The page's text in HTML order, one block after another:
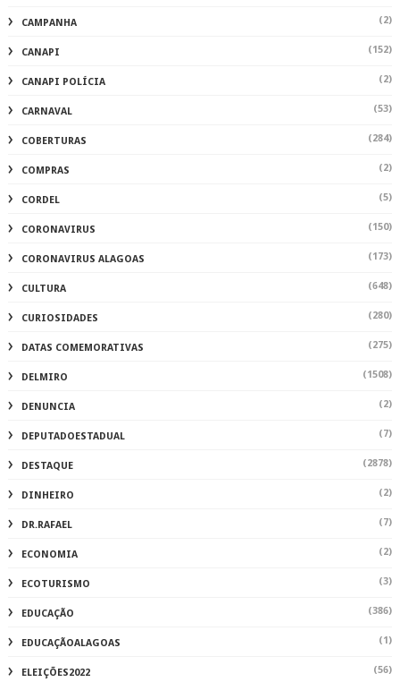
CAMPANHA (2)
CANAPI (152)
CANAPI POLÍCIA (2)
CARNAVAL (53)
COBERTURAS (284)
COMPRAS (2)
CORDEL (5)
CORONAVIRUS (150)
CORONAVIRUS ALAGOAS (173)
CULTURA (648)
CURIOSIDADES (280)
DATAS COMEMORATIVAS (275)
DELMIRO (1508)
DENUNCIA (2)
DEPUTADOESTADUAL (7)
DESTAQUE (2878)
DINHEIRO (2)
DR.RAFAEL (7)
ECONOMIA (2)
ECOTURISMO (3)
EDUCAÇÃO (386)
EDUCAÇÃOALAGOAS (1)
ELEIÇÕES2022 (56)